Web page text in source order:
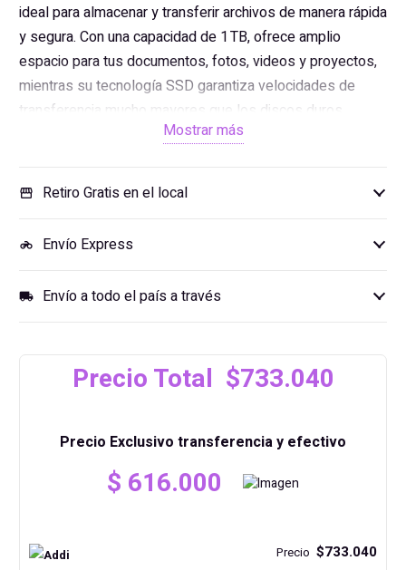
ideal para almacenar y transferir archivos de manera rápida
y segura. Con una capacidad de 1 TB, ofrece amplio
espacio para tus documentos, fotos, videos y proyectos,
mientras su tecnología SSD garantiza velocidades de
transferencia mucho mayores que los discos duros
alcanzar hasta 10 Gbps, facilitando la copia de archivos
hace fácil de llevar en cualquier bolso o mochila, sin
Mostrar más
storefront Retiro Gratis en el local
motorcycle Envío Express
local_shipping Envío a todo el país a través
Precio Total $733.040
Precio Exclusivo transferencia y efectivo
$ 616.000
Precio $733.040